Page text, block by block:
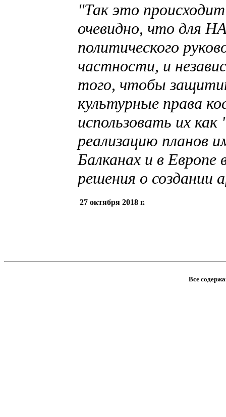
"Так это
очевидно, что для
политического
частности, и
того, чтобы
культурные права
использовать их
реализацию планов
Балканах и в Европе
решения о создании
27 октября 2018 г.
Все